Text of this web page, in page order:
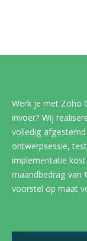
Werk je met Zoho
invoer? Wij
volledig
ontwerpsessie,
implementatie
maandbedrag van
voorstel op maat